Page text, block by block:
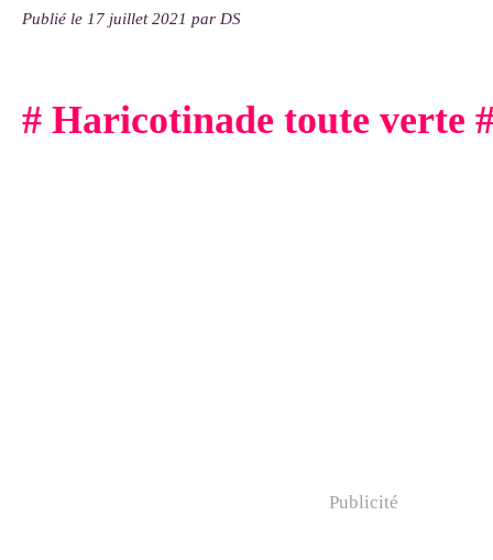
Publié le 17 juillet 2021 par DS
# Haricotinade toute verte
Publicité